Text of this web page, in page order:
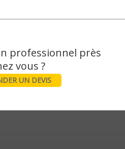
professionnel près
UN DEVIS